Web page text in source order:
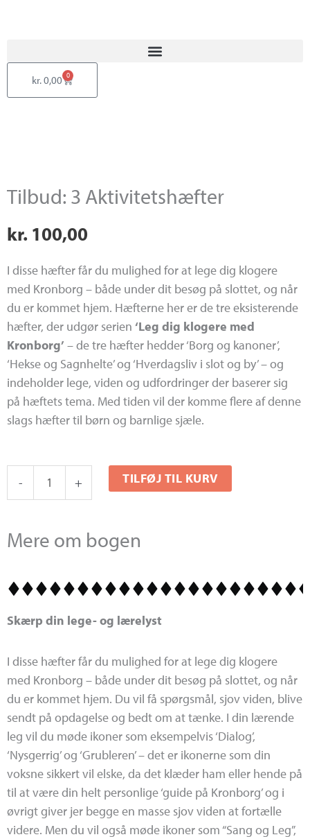
kr.0,00 0
Kurv
Tilbud: 3 Aktivitetshæfter
kr. 100,00
I disse hæfter får du mulighed for at lege dig klogere
med Kronborg – både under dit besøg på slottet, og når
du er kommet hjem. Hæfterne her er de tre eksisterende
hæfter, der udgør serien ‘Leg dig klogere med
Kronborg’ – de tre hæfter hedder ‘Borg og kanoner’,
‘Hekse og Sagnhelte’ og ‘Hverdagsliv i slot og by’ – og
indeholder lege, viden og udfordringer der baserer sig
på hæftets tema. Med tiden vil der komme flere af denne
slags hæfter til børn og barnlige sjæle.
-
antal
+ TILFØJ TIL KURV
Mere om bogen
Skærp din lege- og lærelyst
I disse hæfter får du mulighed for at lege dig klogere
med Kronborg – både under dit besøg på slottet, og når
du er kommet hjem. Du vil få spørgsmål, sjov viden, blive
sendt på opdagelse og bedt om at tænke. I din lærende
leg vil du møde ikoner som eksempelvis ‘Dialog’,
‘Nysgerrig’ og ‘Grubleren’ – det er ikonerne som din
voksne sikkert vil elske, da det klæder ham eller hende på
til at være din helt personlige ‘guide på Kronborg’ og i
øvrigt giver jer begge en masse sjov viden at fortælle
videre. Men du vil også møde ikoner som “Sang og Leg”,